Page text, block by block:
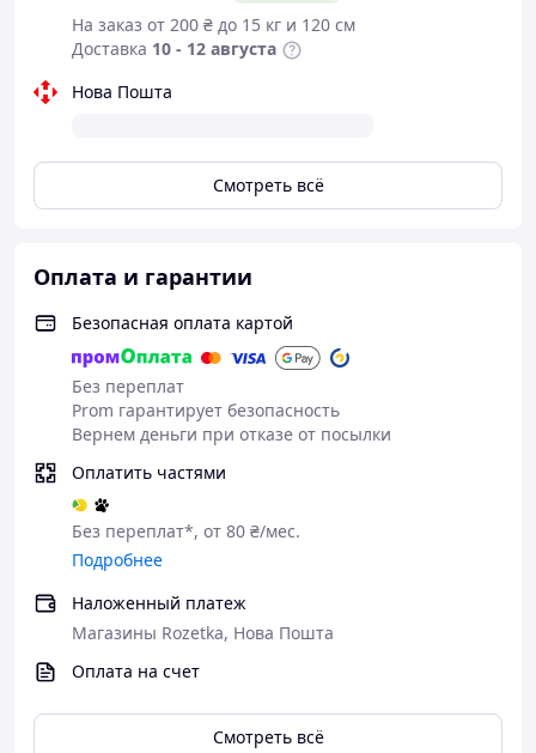
На заказ от 200 ₴ до 15 кг и 120 см
Доставка 10 - 12 августа
Нова Пошта
Смотреть всё
Оплата и гарантии
Безопасная оплата картой
Без переплат
Prom гарантирует безопасность
Вернем деньги при отказе от посылки
Оплатить частями
Без переплат*, от 80 ₴/мес.
Подробнее
Наложенный платеж
Магазины Rozetka, Нова Пошта
Оплата на счет
Смотреть всё